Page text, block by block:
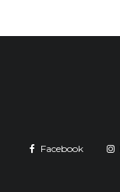
Facebook